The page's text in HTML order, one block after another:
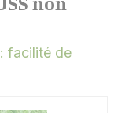
facilité de